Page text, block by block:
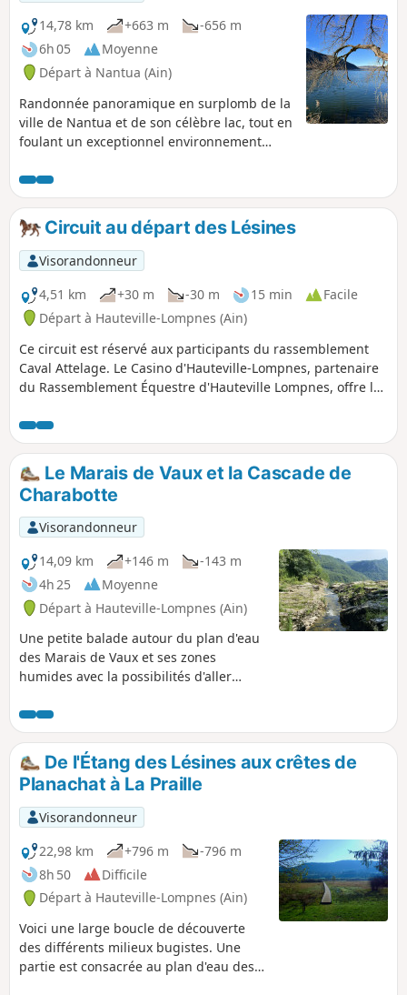
14,78 km
+663 m
-656 m
6h 05
Moyenne
Départ à Nantua (Ain)
Randonnée panoramique en surplomb de la
ville de Nantua et de son célèbre lac, tout en
foulant un exceptionnel environnement
conifères. Le parcours montagneux conserve
un bon aspect sportif.
Circuit au départ des Lésines
Visorandonneur
4,51 km
+30 m -30 m 15 min
Facile
Départ à Hauteville-Lompnes (Ain)
Ce circuit est réservé aux participants du rassemblement
Caval Attelage. Le Casino d'Hauteville-Lompnes, partenaire
du Rassemblement Équestre d'Hauteville Lompnes, offre le
conviviale aux meneurs et cavaliers. Les cavaliers et
attelages disposeront de lignes d'attache sur le parking du
Casino.Le Marais de Vaux et la Cascade de
Charabotte
Visorandonneur
14,09 km
+146 m
-143 m
4h 25
Moyenne
Départ à Hauteville-Lompnes (Ain)
Une petite balade autour du plan d'eau
des Marais de Vaux et ses zones
humides avec la possibilités d'aller
De l'Étang des Lésines aux crêtes de
Planachat à La Praille
Visorandonneur
22,98 km
+796 m
-796 m
8h 50
Difficile
Départ à Hauteville-Lompnes (Ain)
Voici une large boucle de découverte
des différents milieux bugistes. Une
partie est consacrée au plan d'eau des